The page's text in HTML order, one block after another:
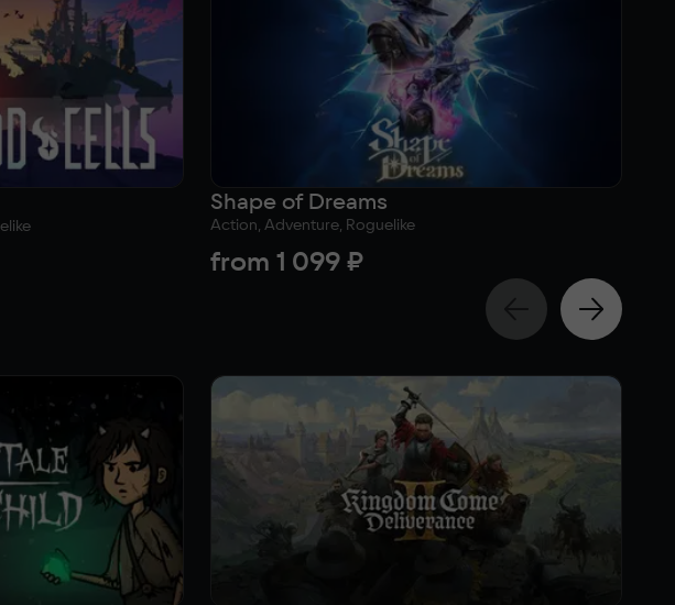
Shape of Dreams
Action, Adventure, Roguelike
from 1 099 ₽